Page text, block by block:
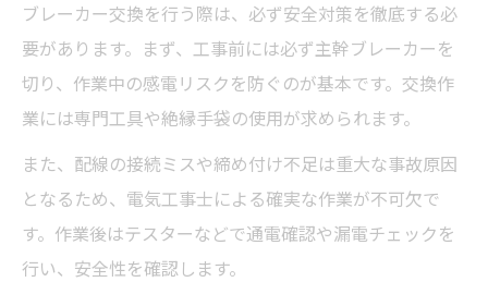
電気工事依頼前に必要な情報整理のコツ
ブレーカー交換時の事前確認項目をチェッ
ク
電気工事当日の流れと注意点を解説
トラブル回避のための電気工事契約内容確
認
電気工事後のアフターケアと点検の重要性
ブレーカー交換を行う際は、必ず安全対策を徹底する必
要があります。まず、工事前には必ず主幹ブレーカーを
切り、作業中の感電リスクを防ぐのが基本です。交換作
業には専門工具や絶縁手袋の使用が求められます。
また、配線の接続ミスや締め付け不足は重大な事故原因
となるため、電気工事士による確実な作業が不可欠で
す。作業後はテスターなどで通電確認や漏電チェックを
行い、安全性を確認します。